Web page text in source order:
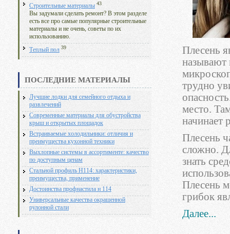
Строительные материалы 43
Вы задумали сделать ремонт? В этом разделе
есть все про самые популярные строительные
материалы и не очень, советы по их
использованию.
Теплый пол 39
ПОСЛЕДНИЕ МАТЕРИАЛЫ
Лучшие лодки для семейного отдыха и
развлечений
Современные материалы для обустройства
крыш и открытых площадок
Встраиваемые холодильники: отличия и
преимущества кухонной техники
Выхлопные системы в ассортименте: качество
по доступным ценам
Стальной профиль Н114: характеристики,
преимущества, применение
Достоинства профнастила н 114
Универсальные качества окрашенной
рулонной стали
Плесень
называют
трудно
место.
начинает
Плесень
сложно.
знать
Плесень
грибок
Далее...